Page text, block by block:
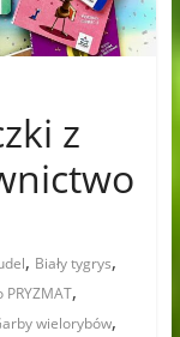
z
, Biały tygrys,
,
wielorybów,